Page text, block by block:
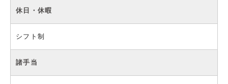
休日・休暇
シフト制
諸手当